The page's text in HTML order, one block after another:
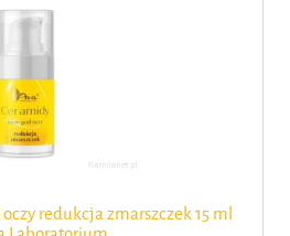
redukcja zmarszczek 15 ml